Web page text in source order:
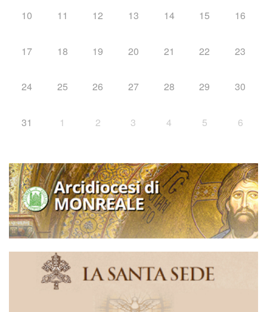
10 11 12 13 14 15 16
17 18 19 20 21 22 23
24 25 26 27 28 29 30
31 1 2 3 4 5 6